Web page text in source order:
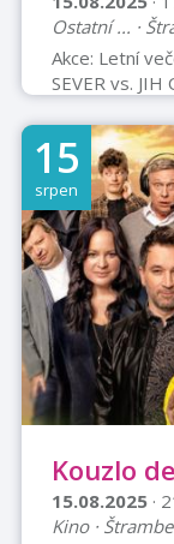
Ostatní ... ·
Akce: Letní
SEVER vs.
Mikkem
17:00 Místo:
Vstup:
15
srpen
Kouzlo
15.08.2025 ·
Kino ·